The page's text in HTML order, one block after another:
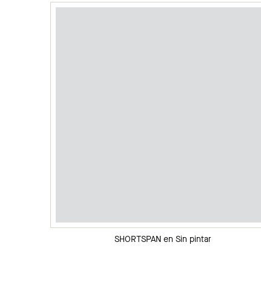
SHORTSPAN en Sin pintar